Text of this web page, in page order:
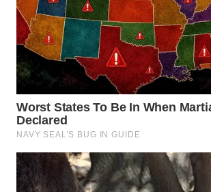
WN
TAPANULI
TENGAH
WN DELI
SERDANG
TEBING
TINGGI